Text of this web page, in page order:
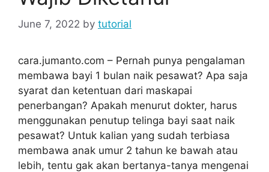
June 7, 2022 by tutorial
cara.jumanto.com – Pernah punya pengalaman
membawa bayi 1 bulan naik pesawat? Apa saja
syarat dan ketentuan dari maskapai
penerbangan? Apakah menurut dokter, harus
menggunakan penutup telinga bayi saat naik
pesawat? Untuk kalian yang sudah terbiasa
membawa anak umur 2 tahun ke bawah atau
lebih, tentu gak akan bertanya-tanya mengenai